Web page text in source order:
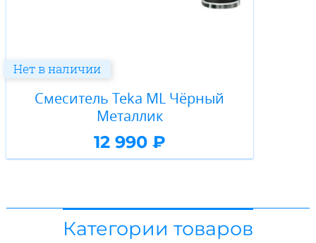
Смеситель Teka ML Чёрный
Металлик
12 990 ₽
Нет в наличии
Категории товаров